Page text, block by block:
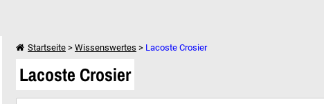
Dein Warenkorb ist
einkaufen
Startseite > Wissenswertes > Lacoste Crosier
Lacoste Crosier